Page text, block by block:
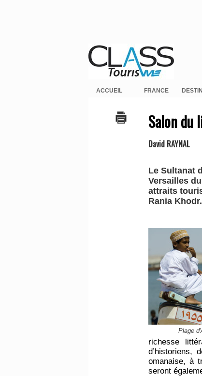
ACCUEIL FRANCE
Salon du
David RAYNAL
Le Sultanat
Versailles
attraits
Rania Khodr.
Plage
richesse
d’historiens,
omanaise, à
seront